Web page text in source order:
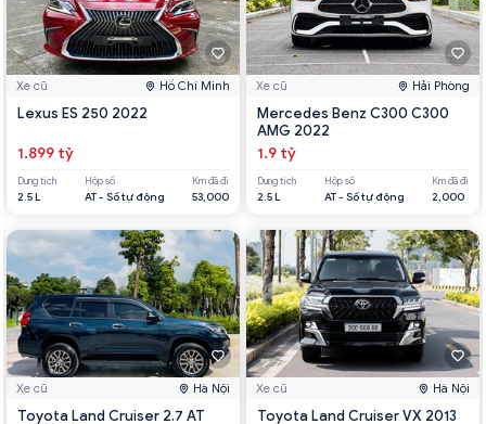
Xe cũ Hồ Chí Minh
Lexus ES 250 2022
1.899 tỷ
Dung tích
2.5 L
Hộp số
AT - Số tự động
Km đã đi
53,000
Xe cũ Hà Nội
Toyota Land Cruiser 2.7 AT
Xe cũ Hải Phòng
Mercedes Benz C300 C300
AMG 2022
1.9 tỷ
Dung tích
2.5 L
Hộp số
AT - Số tự động
Km đã đi
2,000
Xe cũ Hà Nội
Toyota Land Cruiser VX 2013